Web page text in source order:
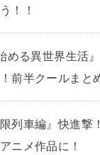
！！
める異世界生
前半クールまと
列車編』快進撃
ニメ作品に！